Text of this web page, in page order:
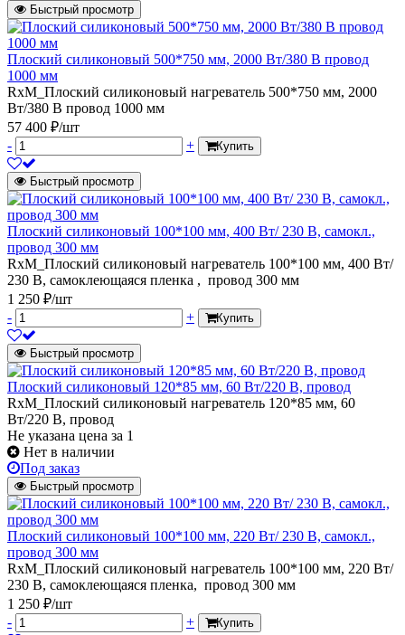
Быстрый просмотр
Плоский силиконовый 500*750 мм, 2000 Вт/380 В провод
1000 мм
RxM_Плоский силиконовый нагреватель 500*750 мм, 2000
Вт/380 В провод 1000 мм
57 400 ₽/шт
-
+ Купить
Быстрый просмотр
Плоский силиконовый 100*100 мм, 400 Вт/ 230 В, самокл.,
провод 300 мм
RxM_Плоский силиконовый нагреватель 100*100 мм, 400 Вт/
230 В, самоклеющаяся пленка , провод 300 мм
1 250 ₽/шт
-
+ Купить
Быстрый просмотр
Плоский силиконовый 120*85 мм, 60 Вт/220 В, провод
RxM_Плоский силиконовый нагреватель 120*85 мм, 60
Вт/220 В, провод
Не указана цена за 1
Нет в наличии
Под заказ
Быстрый просмотр
Плоский силиконовый 100*100 мм, 220 Вт/ 230 В, самокл.,
провод 300 мм
RxM_Плоский силиконовый нагреватель 100*100 мм, 220 Вт/
230 В, самоклеющаяся пленка, провод 300 мм
1 250 ₽/шт
-
+ Купить